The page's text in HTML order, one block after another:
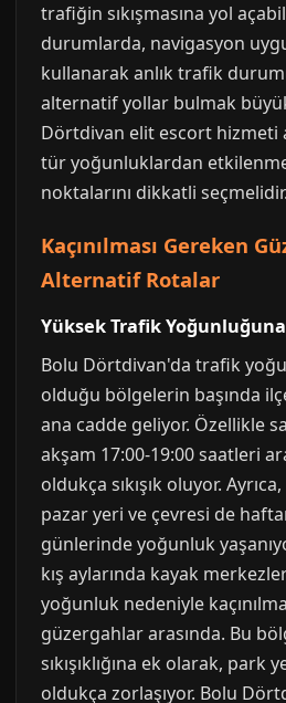
trafiğin sıkışmasına yol
durumlarda, navigasyon
kullanarak anlık trafik
alternatif yollar bulmak
Dörtdivan elit escort hizmeti
tür yoğunluklardan
noktalarını dikkatli seçmelidir.
Kaçınılması Gereken
Alternatif Rotalar
Yüksek Trafik
Bolu Dörtdivan'da trafik
olduğu bölgelerin başında
ana cadde geliyor. Özellikle
akşam 17:00-19:00 saatleri
oldukça sıkışık oluyor.
pazar yeri ve çevresi de
günlerinde yoğunluk
kış aylarında kayak
yoğunluk nedeniyle
güzergahlar arasında. Bu
sıkışıklığına ek olarak, park
oldukça zorlaşıyor. Bolu